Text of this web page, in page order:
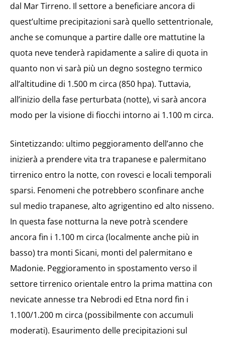
dal Mar Tirreno. Il settore a beneficiare ancora di
quest’ultime precipitazioni sarà quello settentrionale,
anche se comunque a partire dalle ore mattutine la
quota neve tenderà rapidamente a salire di quota in
quanto non vi sarà più un degno sostegno termico
all’altitudine di 1.500 m circa (850 hpa). Tuttavia,
all’inizio della fase perturbata (notte), vi sarà ancora
modo per la visione di fiocchi intorno ai 1.100 m circa.
Sintetizzando: ultimo peggioramento dell’anno che
inizierà a prendere vita tra trapanese e palermitano
tirrenico entro la notte, con rovesci e locali temporali
sparsi. Fenomeni che potrebbero sconfinare anche
sul medio trapanese, alto agrigentino ed alto nisseno.
In questa fase notturna la neve potrà scendere
ancora fin i 1.100 m circa (localmente anche più in
basso) tra monti Sicani, monti del palermitano e
Madonie. Peggioramento in spostamento verso il
settore tirrenico orientale entro la prima mattina con
nevicate annesse tra Nebrodi ed Etna nord fin i
1.100/1.200 m circa (possibilmente con accumuli
moderati). Esaurimento delle precipitazioni sul